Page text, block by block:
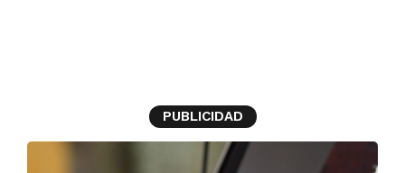
PUBLICIDAD